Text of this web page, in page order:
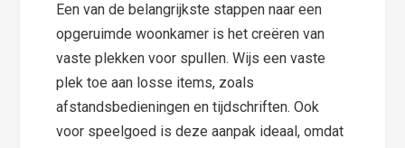
Een van de belangrijkste stappen naar een
opgeruimde woonkamer is het creëren van
vaste plekken voor spullen. Wijs een vaste
plek toe aan losse items, zoals
afstandsbedieningen en tijdschriften. Ook
voor speelgoed is deze aanpak ideaal, omdat